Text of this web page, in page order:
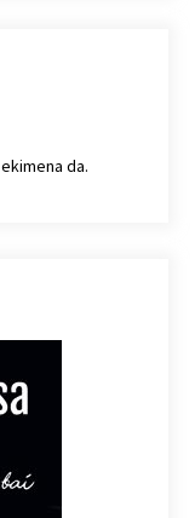
da.